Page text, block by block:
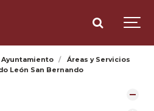
Ayuntamiento
Áreas y Servicios
León San Bernando